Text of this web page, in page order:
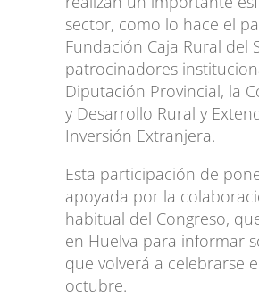
sector, como lo hace el
Fundación Caja Rural del
patrocinadores
Diputación Provincial, la
y Desarrollo Rural y
Inversión Extranjera.
Esta participación de
apoyada por la
habitual del Congreso,
en Huelva para informar
que volverá a celebrarse
octubre.